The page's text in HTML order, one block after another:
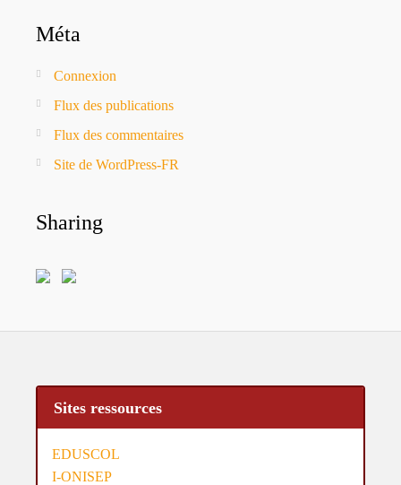
Méta
Connexion
Flux des publications
Flux des commentaires
Site de WordPress-FR
Sharing
Sites ressources
EDUSCOL
I-ONISEP